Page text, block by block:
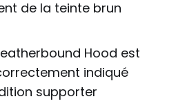
de la teinte brun
Hood est
indiqué
supporter